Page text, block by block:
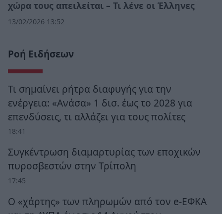
χώρα τους απειλείται – Τι λένε οι Έλληνες
13/02/2026 13:52
Ροή Ειδήσεων
Τι σημαίνει ρήτρα διαφυγής για την
ενέργεια: «Ανάσα» 1 δισ. έως το 2028 για
επενδύσεις, τι αλλάζει για τους πολίτες
18:41
Συγκέντρωση διαμαρτυρίας των εποχικών
πυροσβεστών στην Τρίπολη
17:45
Ο «χάρτης» των πληρωμών από τον e-ΕΦΚΑ